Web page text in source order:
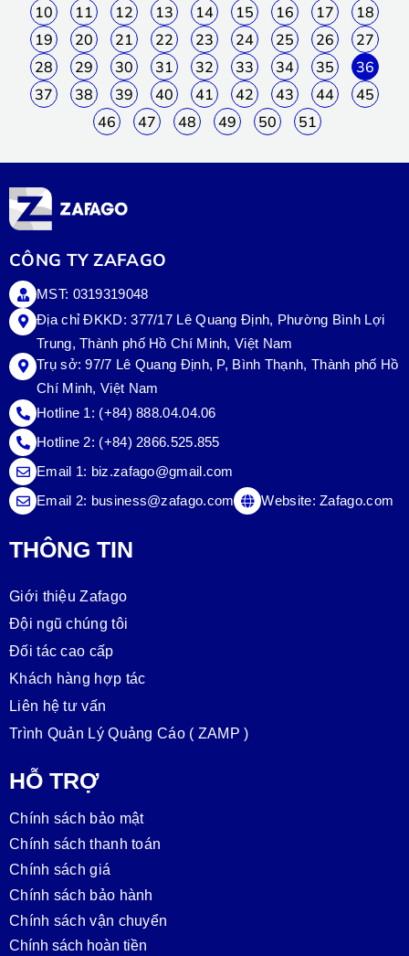
10 11 12 13 14 15 16 17
18
19
20 21 22 23 24 25 26
27
28
29 30 31 32 33 34 35
36
37
38 39 40 41 42 43 44
45
46
47 48 49 50 51
CÔNG TY ZAFAGO
MST: 0319319048
Địa chỉ ĐKKD: 377/17 Lê Quang Định, Phường Bình Lợi
Trung, Thành phố Hồ Chí Minh, Việt Nam
Trụ sở:97/7 Lê Quang Định, P, Bình Thạnh, Thành phố Hồ
Chí Minh, Việt Nam
Hotline 1: (+84) 888.04.04.06
Hotline 2: (+84) 2866.525.855
Email 1: biz.zafago@gmail.com
Email 2: business@zafago.com Website:Zafago.com
THÔNG TIN
Giới thiệu Zafago
Đội ngũ chúng tôi
Đối tác cao cấp
Khách hàng hợp tác
Liên hệ tư vấn
Trình Quản Lý Quảng Cáo ( ZAMP )
HỖ TRỢ
Chính sách bảo mật
Chính sách thanh toán
Chính sách giá
Chính sách bảo hành
Chính sách vận chuyển
Chính sách hoàn tiền